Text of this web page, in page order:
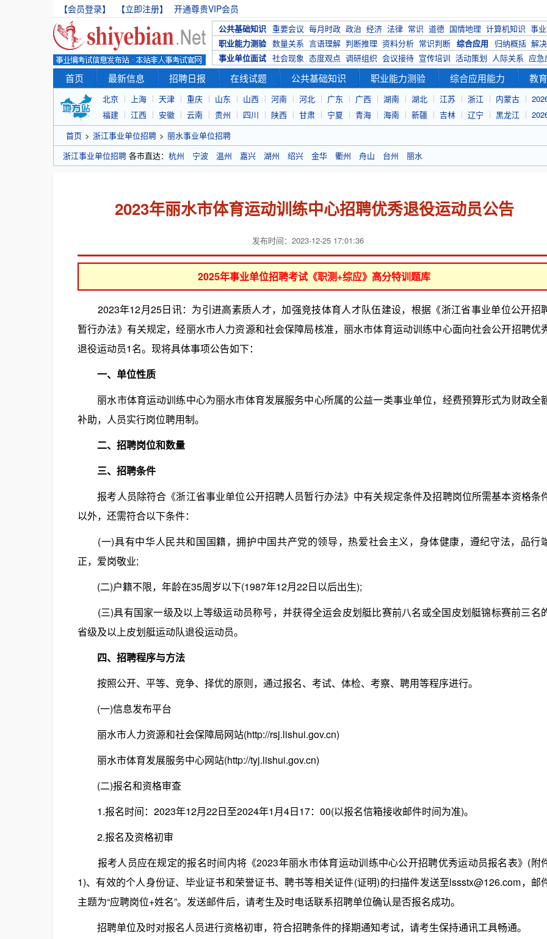
【会员登录】 【立即注册】 开通尊贵VIP会员
公共基础知识 重要会议 每月时政 政治 经济 法律 常识 道德 国情地理 计算机知识 事
职业能力测验 数量关系 言语理解 判断推理 资料分析 常识判断 综合应用 归纳概括 解
事业单位面试 社会现象 态度观点 调研组织 会议接待 宣传培训 活动策划 人际关系 应急
首页 最新信息 招聘日报 在线试题 公共基础知识 职业能力测验 综合应用能力 教
北京 上海 天津 重庆 山东 山西 河南 河北 广东 广西 湖南 湖北 江苏 浙江 内蒙古
福建
江西 安徽 云南 贵州 四川 陕西 甘肃 宁夏 青海 海南 新疆 吉林 辽宁 黑龙江
首页 > 浙江事业单位招聘 > 丽水事业单位招聘
浙江事业单位招聘 各市直达： 杭州 宁波 温州 嘉兴 湖州 绍兴 金华 衢州 舟山 台州 丽水
2023年丽水市体育运动训练中心招聘优秀退役运动员公告
发布时间：2023-12-25 17:01:36
2025年事业单位招聘考试《职测+综应》高分特训题库
2023年12月25日讯：为引进高素质人才，加强竞技体育人才队伍建设，根据《浙江省事业单位公开招
暂行办法》有关规定，经丽水市人力资源和社会保障局核准，丽水市体育运动训练中心面向社会公开招聘优
退役运动员1名。现将具体事项公告如下：
一、单位性质
丽水市体育运动训练中心为丽水市体育发展服务中心所属的公益一类事业单位，经费预算形式为财政全
补助，人员实行岗位聘用制。
二、招聘岗位和数量
三、招聘条件
报考人员除符合《浙江省事业单位公开招聘人员暂行办法》中有关规定条件及招聘岗位所需基本资格条
以外，还需符合以下条件：
(一)具有中华人民共和国国籍，拥护中国共产党的领导，热爱社会主义，身体健康，遵纪守法，品行
正，爱岗敬业;
(二)户籍不限，年龄在35周岁以下(1987年12月22日以后出生);
(三)具有国家一级及以上等级运动员称号，并获得全运会皮划艇比赛前八名或全国皮划艇锦标赛前三名
省级及以上皮划艇运动队退役运动员。
四、招聘程序与方法
按照公开、平等、竞争、择优的原则，通过报名、考试、体检、考察、聘用等程序进行。
(一)信息发布平台
丽水市人力资源和社会保障局网站(http://rsj.lishui.gov.cn)
丽水市体育发展服务中心网站(http://tyj.lishui.gov.cn)
(二)报名和资格审查
1.报名时间：2023年12月22日至2024年1月4日17：00(以报名信箱接收邮件时间为准)。
2.报名及资格初审
报考人员应在规定的报名时间内将《2023年丽水市体育运动训练中心公开招聘优秀运动员报名表》(附
1)、有效的个人身份证、毕业证书和荣誉证书、聘书等相关证件(证明)的扫描件发送至lssstx@126.com，邮
主题为“应聘岗位+姓名”。发送邮件后，请考生及时电话联系招聘单位确认是否报名成功。
招聘单位及时对报名人员进行资格初审，符合招聘条件的择期通知考试，请考生保持通讯工具畅通。